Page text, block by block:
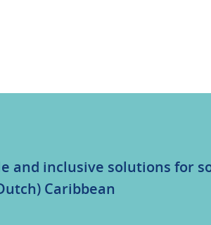
and inclusive solutions for
Caribbean